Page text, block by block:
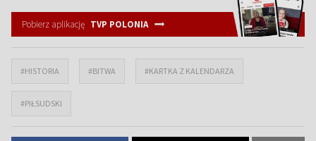
Pobierz aplikację TVP POLONIA
#HISTORIA #BITWA #KARTKA Z KALENDARZA
#PIŁSUDSKI